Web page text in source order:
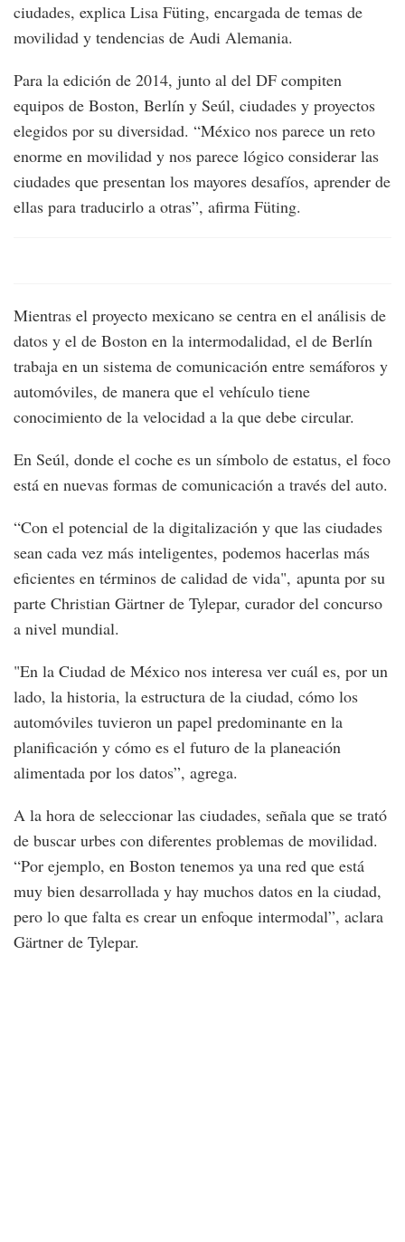
ciudades, explica Lisa Füting, encargada de temas de
movilidad y tendencias de Audi Alemania.
Para la edición de 2014, junto al del DF compiten
equipos de Boston, Berlín y Seúl, ciudades y proyectos
elegidos por su diversidad. “México nos parece un reto
enorme en movilidad y nos parece lógico considerar las
ciudades que presentan los mayores desafíos, aprender de
ellas para traducirlo a otras”, afirma Füting.
Mientras el proyecto mexicano se centra en el análisis de
datos y el de Boston en la intermodalidad, el de Berlín
trabaja en un sistema de comunicación entre semáforos y
automóviles, de manera que el vehículo tiene
conocimiento de la velocidad a la que debe circular.
En Seúl, donde el coche es un símbolo de estatus, el foco
está en nuevas formas de comunicación a través del auto.
“Con el potencial de la digitalización y que las ciudades
sean cada vez más inteligentes, podemos hacerlas más
eficientes en términos de calidad de vida", apunta por su
parte Christian Gärtner de Tylepar, curador del concurso
a nivel mundial.
"En la Ciudad de México nos interesa ver cuál es, por un
lado, la historia, la estructura de la ciudad, cómo los
automóviles tuvieron un papel predominante en la
planificación y cómo es el futuro de la planeación
alimentada por los datos”, agrega.
A la hora de seleccionar las ciudades, señala que se trató
de buscar urbes con diferentes problemas de movilidad.
“Por ejemplo, en Boston tenemos ya una red que está
muy bien desarrollada y hay muchos datos en la ciudad,
pero lo que falta es crear un enfoque intermodal”, aclara
Gärtner de Tylepar.